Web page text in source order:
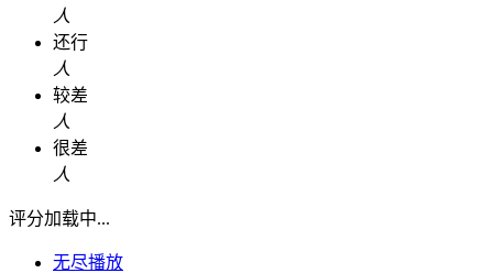
人
还行
人
较差
人
很差
人
评分加载中...
无尽播放